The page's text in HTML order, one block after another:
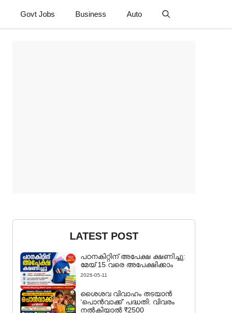
Govt Jobs Business Auto
LATEST POST
പഠനകിറ്റിന് അപേക്ഷ ക്ഷണിച്ചു:
മേയ് 15 വരെ അപേക്ഷിക്കാം
2026-05-11
ശൈശവ വിവാഹം തടയാൻ
‘പൊൻവാക്ക്’ പദ്ധതി: വിവരം
നൽകിയാൽ ₹2500